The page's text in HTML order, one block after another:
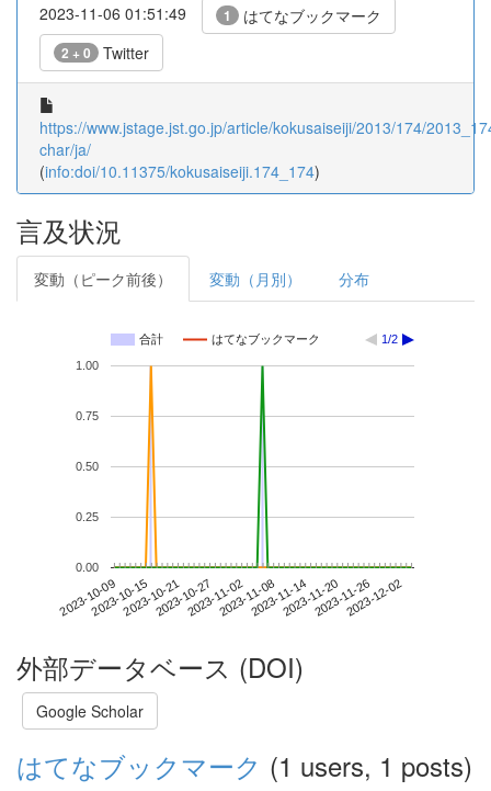
2023-11-06 01:51:49 1 はてなブックマーク
2 + 0 Twitter
https://www.jstage.jst.go.jp/article/kokusaiseiji/2013/174/
char/ja/
(info:doi/10.11375/kokusaiseiji.174_174)
言及状況
変動（ピーク前後） 変動（月別） 分布
合計 はてなブックマーク 1/2
2023-10-092023-10-152023-10-212023-10-272023-11-022023-11-082023-11-142023-11-202023-11-262023-12-02
0.00
0.25
0.50
0.75
1.00
外部データベース (DOI)
Google Scholar
はてなブックマーク (1 users, 1 posts)